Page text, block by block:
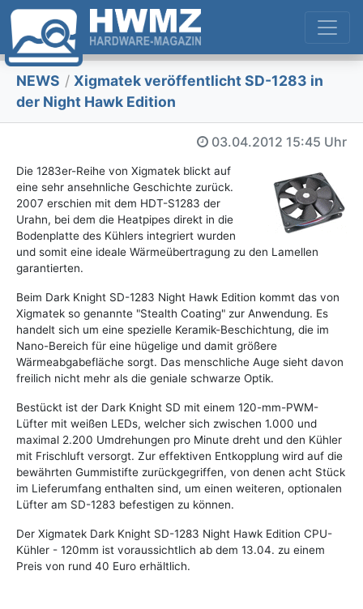
NEWS / Xigmatek veröffentlicht SD-1283 in
der Night Hawk Edition
03.04.2012 15:45 Uhr
Die 1283er-Reihe von Xigmatek blickt auf
eine sehr ansehnliche Geschichte zurück.
2007 erschien mit dem HDT-S1283 der
Urahn, bei dem die Heatpipes direkt in die
Bodenplatte des Kühlers integriert wurden
und somit eine ideale Wärmeübertragung zu den Lamellen
garantierten.
Beim Dark Knight SD-1283 Night Hawk Edition kommt das von
Xigmatek so genannte "Stealth Coating" zur Anwendung. Es
handelt sich um eine spezielle Keramik-Beschichtung, die im
Nano-Bereich für eine hügelige und damit größere
Wärmeabgabefläche sorgt. Das menschliche Auge sieht davon
freilich nicht mehr als die geniale schwarze Optik.
Bestückt ist der Dark Knight SD mit einem 120-mm-PWM-
Lüfter mit weißen LEDs, welcher sich zwischen 1.000 und
maximal 2.200 Umdrehungen pro Minute dreht und den Kühler
mit Frischluft versorgt. Zur effektiven Entkopplung wird auf die
bewährten Gummistifte zurückgegriffen, von denen acht Stück
im Lieferumfang enthalten sind, um einen weiteren, optionalen
Lüfter am SD-1283 befestigen zu können.
Der Xigmatek Dark Knight SD-1283 Night Hawk Edition CPU-
Kühler - 120mm ist voraussichtlich ab dem 13.04. zu einem
Preis von rund 40 Euro erhältlich.